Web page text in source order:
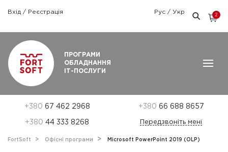
Вхід / Реєстрація Рус / Укр
2
ПРОГРАМИ
ОБЛАДНАННЯ
ІТ-ПОСЛУГИ
+380 67 462 2968 +380 66 688 8657
+380 44 333 8268 Передзвоніть мені
FortSoft Офісні програми Microsoft PowerPoint 2019 (OLP)